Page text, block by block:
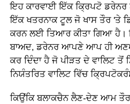
ਇਹ ਕਾਰਵਾਈ ਇੱਕ ਕ੍ਰਿਪਟੋ ਡਰੇਨਰ
ਇੱਕ ਖਤਰਨਾਕ ਟੂਲ ਜੋ ਖਾਸ ਤੌਰ 'ਤੇ
ਕਰਨ ਲਈ ਤਿਆਰ ਕੀਤਾ ਗਿਆ ਹੈ।
ਬਾਅਦ, ਡਰੇਨਰ ਆਪਣੇ ਆਪ ਹੀ
ਕਰ ਦਿੰਦਾ ਹੈ ਜੋ ਪੀੜਤ ਦੇ ਵਾਲਿਟ ਤੋਂ
ਨਿਯੰਤਰਿਤ ਵਾਲਿਟ ਵਿੱਚ
ਕਿਉਂਕਿ ਬਲਾਕਚੈਨ ਲੈਣ-ਦੇਣ ਆਮ ਤੌਰ